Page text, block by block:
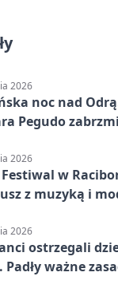
2026
noc nad
Pegudo
2026
Festiwal w
z muzyką i
2026
ostrzegali
Padły ważne